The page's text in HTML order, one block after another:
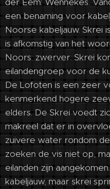
een benaming voor
Noorse kabeljauw. Skrei
is afkomstig van het
Noors: zwerver. Skrei
eilandengroep voor de
De Lofoten is een zeer
kenmerkend hogere
elders. De Skrei voedt
makreel dat er in
zuivere water rondom
zoeken de vis niet op,
eilanden zijn
kabeljauw, maar skrei